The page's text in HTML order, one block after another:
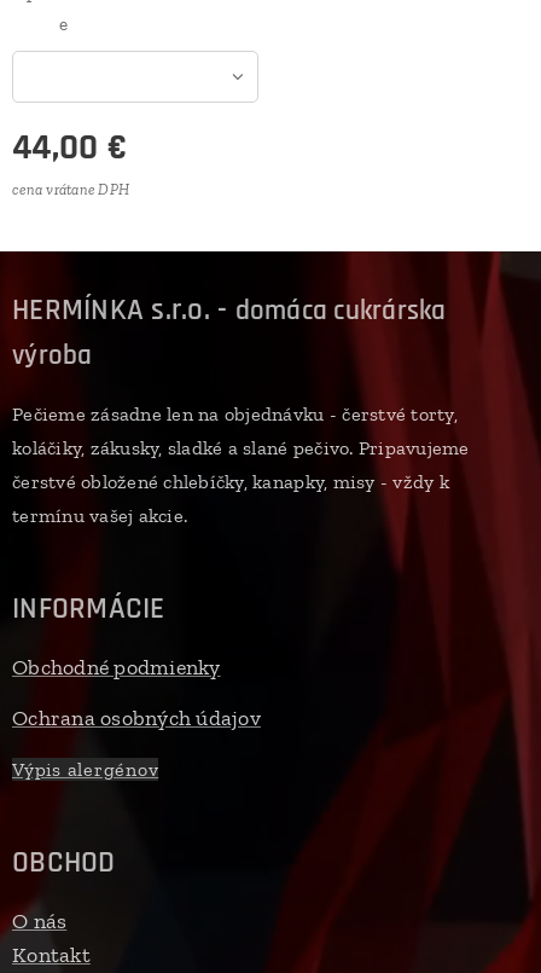
e
44,00 €
cena vrátane DPH
HERMÍNKA s.r.o. - domáca cukrárska
výroba
Pečieme zásadne len na objednávku - čerstvé torty,
koláčiky, zákusky, sladké a slané pečivo. Pripavujeme
čerstvé obložené chlebíčky, kanapky, misy - vždy k
termínu vašej akcie.
INFORMÁCIE
Obchodné podmienky
Ochrana osobných údajov
Výpis alergénov
OBCHOD
O nás
Kontakt